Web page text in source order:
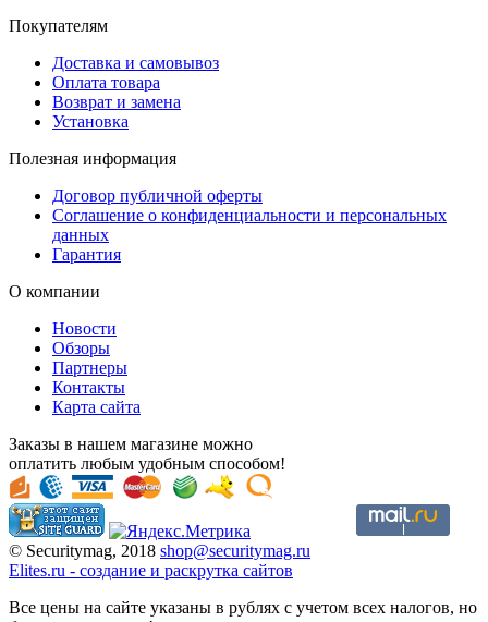
Покупателям
Доставка и самовывоз
Оплата товара
Возврат и замена
Установка
Полезная информация
Договор публичной оферты
Соглашение о конфиденциальности и персональных
данных
Гарантия
О компании
Новости
Обзоры
Партнеры
Контакты
Карта сайта
Заказы в нашем магазине можно
оплатить любым удобным способом!
© Securitymag, 2018 shop@securitymag.ru
Elites.ru - cоздание и раскрутка сайтов
Все цены на сайте указаны в рублях с учетом всех налогов, но